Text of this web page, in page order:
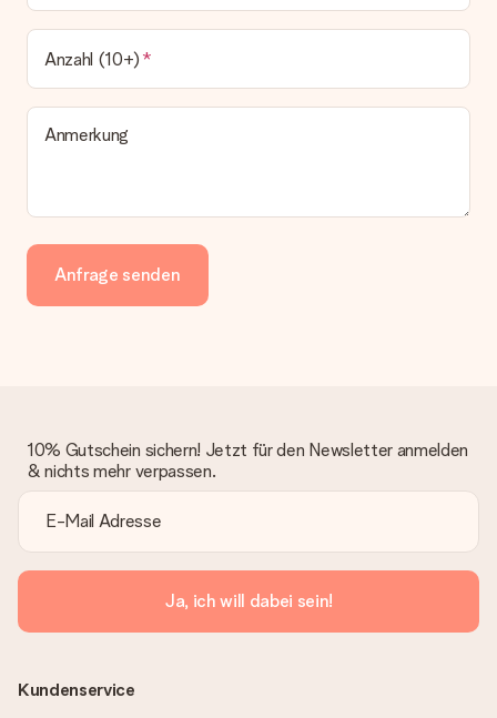
Anzahl (10+)
Anmerkung
Anfrage senden
10% Gutschein sichern! Jetzt für den Newsletter anmelden
& nichts mehr verpassen.
Ja, ich will dabei sein!
Kundenservice